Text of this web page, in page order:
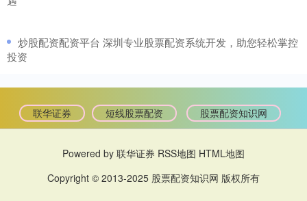
​炒股配资配资平台 深圳专业股票配资系统开发，助您轻松掌控
投资
联华证券 短线股票配资 股票配资知识网
Powered by 联华证券 RSS地图 HTML地图
Copyright © 2013-2025 股票配资知识网 版权所有